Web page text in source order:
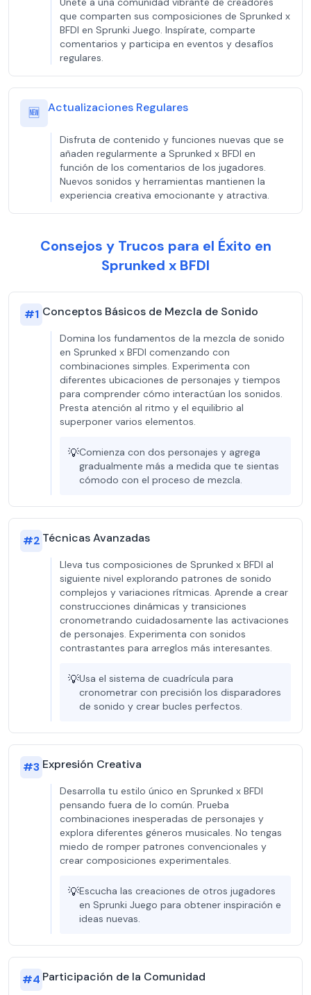
que comparten sus composiciones de Sprunked x
BFDI en Sprunki Juego. Inspírate, comparte
comentarios y participa en eventos y desafíos
regulares.
🆕 Actualizaciones Regulares
Disfruta de contenido y funciones nuevas que se
añaden regularmente a Sprunked x BFDI en
función de los comentarios de los jugadores.
Nuevos sonidos y herramientas mantienen la
experiencia creativa emocionante y atractiva.
Consejos y Trucos para el Éxito en
Sprunked x BFDI
#1 Conceptos Básicos de Mezcla de Sonido
Domina los fundamentos de la mezcla de sonido
en Sprunked x BFDI comenzando con
combinaciones simples. Experimenta con
diferentes ubicaciones de personajes y tiempos
para comprender cómo interactúan los sonidos.
Presta atención al ritmo y el equilibrio al
superponer varios elementos.
💡Comienza con dos personajes y agrega
gradualmente más a medida que te sientas
cómodo con el proceso de mezcla.
#2 Técnicas Avanzadas
Lleva tus composiciones de Sprunked x BFDI al
siguiente nivel explorando patrones de sonido
complejos y variaciones rítmicas. Aprende a crear
construcciones dinámicas y transiciones
cronometrando cuidadosamente las activaciones
de personajes. Experimenta con sonidos
contrastantes para arreglos más interesantes.
💡Usa el sistema de cuadrícula para
cronometrar con precisión los disparadores
de sonido y crear bucles perfectos.
#3 Expresión Creativa
Desarrolla tu estilo único en Sprunked x BFDI
pensando fuera de lo común. Prueba
combinaciones inesperadas de personajes y
explora diferentes géneros musicales. No tengas
miedo de romper patrones convencionales y
crear composiciones experimentales.
💡Escucha las creaciones de otros jugadores
en Sprunki Juego para obtener inspiración e
ideas nuevas.
#4 Participación de la Comunidad